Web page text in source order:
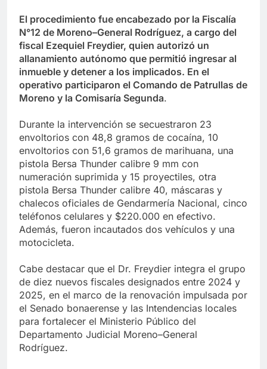
El procedimiento fue encabezado por la Fiscalía
N°12 de Moreno–General Rodríguez, a cargo del
fiscal Ezequiel Freydier, quien autorizó un
allanamiento autónomo que permitió ingresar al
inmueble y detener a los implicados. En el
operativo participaron el Comando de Patrullas de
Moreno y la Comisaría Segunda.
Durante la intervención se secuestraron 23
envoltorios con 48,8 gramos de cocaína, 10
envoltorios con 51,6 gramos de marihuana, una
pistola Bersa Thunder calibre 9 mm con
numeración suprimida y 15 proyectiles, otra
pistola Bersa Thunder calibre 40, máscaras y
chalecos oficiales de Gendarmería Nacional, cinco
teléfonos celulares y $220.000 en efectivo.
Además, fueron incautados dos vehículos y una
motocicleta.
Cabe destacar que el Dr. Freydier integra el grupo
de diez nuevos fiscales designados entre 2024 y
2025, en el marco de la renovación impulsada por
el Senado bonaerense y las Intendencias locales
para fortalecer el Ministerio Público del
Departamento Judicial Moreno–General
Rodríguez.